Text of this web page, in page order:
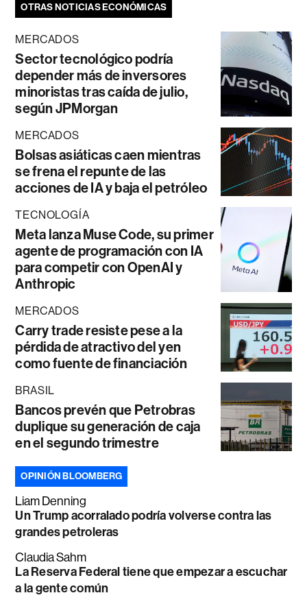
OTRAS NOTICIAS ECONÓMICAS
MERCADOS
Sector tecnológico podría
depender más de inversores
minoristas tras caída de julio,
según JPMorgan
MERCADOS
Bolsas asiáticas caen mientras
se frena el repunte de las
acciones de IA y baja el petróleo
TECNOLOGÍA
Meta lanza Muse Code, su primer
agente de programación con IA
para competir con OpenAI y
Anthropic
MERCADOS
Carry trade resiste pese a la
pérdida de atractivo del yen
como fuente de financiación
BRASIL
Bancos prevén que Petrobras
duplique su generación de caja
en el segundo trimestre
OPINIÓN BLOOMBERG
Liam Denning
Un Trump acorralado podría volverse contra las
grandes petroleras
Claudia Sahm
La Reserva Federal tiene que empezar a escuchar
a la gente común